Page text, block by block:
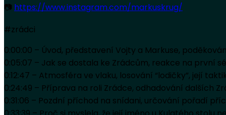
📷 https://www.instagram.com/markuskrug/
#zrádci
0:00:00 – Úvod, představení Vojty a Markuse,
0:05:07 – Jak se dostala ke Zrádcům, reakce na první
0:12:47 – Atmosféra ve vlaku, losování “lodičky”, její
0:24:49 – Příprava na roli Zrádce, odhadování dalších
0:31:06 – Pozdní příchod na snídani, určování pořadí